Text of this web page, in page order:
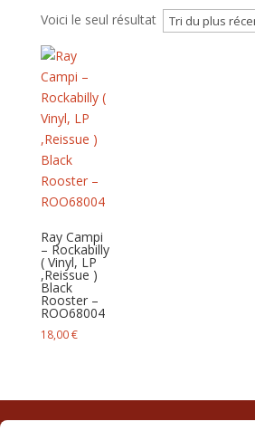
Voici le seul résultat
Ray Campi
– Rockabilly
( Vinyl, LP
,Reissue )
Black
Rooster –
ROO68004
18,00€